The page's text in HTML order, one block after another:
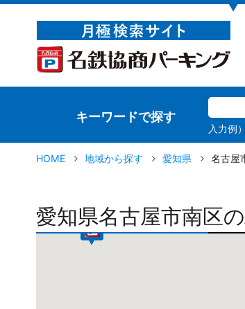
▼
キーワードで探す
入力例
HOME 地域から探す 愛知県 名古屋
愛知県名古屋市南区